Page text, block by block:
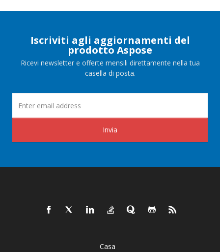
Iscriviti agli aggiornamenti del
prodotto Aspose
Ricevi newsletter e offerte mensili direttamente nella tua
casella di posta.
Invia
Casa